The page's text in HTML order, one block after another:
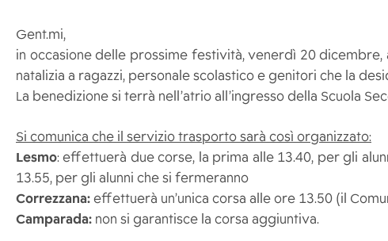
Gent.mi,
in occasione delle prossime festività, venerdì 20
natalizia a ragazzi, personale scolastico e genitori che la
La benedizione si terrà nell’atrio all’ingresso della Scuola
Si comunica che il servizio trasporto sarà così organizzato:
Lesmo: effettuerà due corse, la prima alle 13.40, per gli
13.55, per gli alunni che si fermeranno
Correzzana:effettuerà un’unica corsa alle ore 13.50 (il
Camparada: non si garantisce la corsa aggiuntiva.